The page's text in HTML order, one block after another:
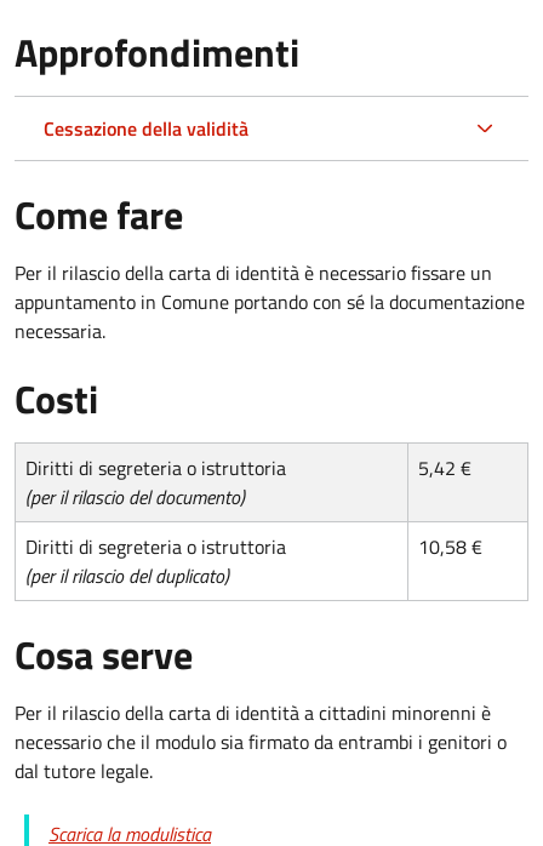
Approfondimenti
Cessazione della validità
Come fare
Per il rilascio della carta di identità è necessario fissare un
appuntamento in Comune portando con sé la documentazione
necessaria.
Costi
Diritti di segreteria o istruttoria
(per il rilascio del documento)
5,42 €
Diritti di segreteria o istruttoria
(per il rilascio del duplicato)
10,58 €
Cosa serve
Per il rilascio della carta di identità a cittadini minorenni è
necessario che il modulo sia firmato da entrambi i genitori o
dal tutore legale.
Scarica la modulistica